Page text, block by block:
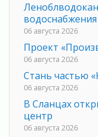
06 августа 2026
Проект
06 августа 2026
Стань частью
06 августа 2026
В Сланцах
центр
06 августа 2026